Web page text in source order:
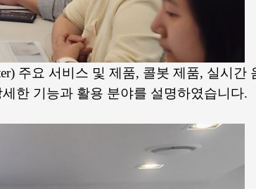
주요 서비스 및 제품, 콜봇 제품, 실시간
한 기능과 활용 분야를 설명하였습니다.